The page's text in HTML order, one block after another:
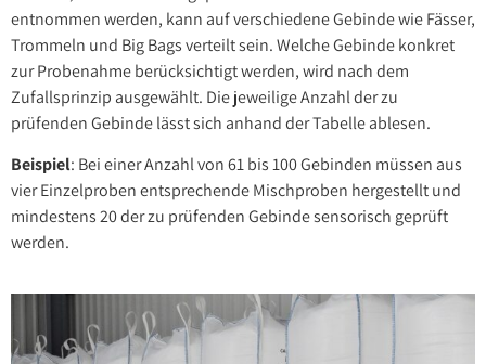
entnommen werden, kann auf verschiedene Gebinde wie Fässer,
Trommeln und Big Bags verteilt sein. Welche Gebinde konkret
zur Probenahme berücksichtigt werden, wird nach dem
Zufallsprinzip ausgewählt. Die jeweilige Anzahl der zu
prüfenden Gebinde lässt sich anhand der Tabelle ablesen.
Beispiel: Bei einer Anzahl von 61 bis 100 Gebinden müssen aus
vier Einzelproben entsprechende Mischproben hergestellt und
mindestens 20 der zu prüfenden Gebinde sensorisch geprüft
werden.